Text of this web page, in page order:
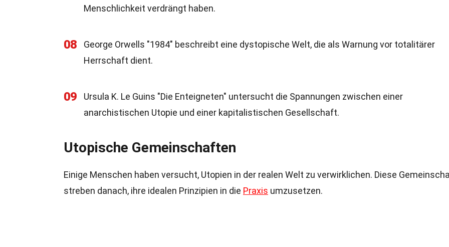
Menschlichkeit verdrängt haben.
08
George Orwells "1984" beschreibt eine dystopische Welt, die als Warnung vor totalitärer
Herrschaft dient.
09
Ursula K. Le Guins "Die Enteigneten" untersucht die Spannungen zwischen einer
anarchistischen Utopie und einer kapitalistischen Gesellschaft.
Utopische Gemeinschaften
Einige Menschen haben versucht, Utopien in der realen Welt zu verwirklichen. Diese
streben danach, ihre idealen Prinzipien in die Praxis umzusetzen.